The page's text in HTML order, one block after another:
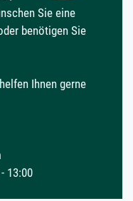
Sie eine
benötigen Sie
Ihnen gerne
13:00